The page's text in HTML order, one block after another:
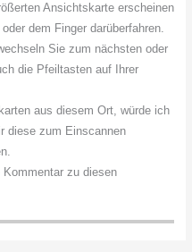
Ansichtskarte erscheinen
dem Finger darüberfahren.
Sie zum nächsten oder
die Pfeiltasten auf Ihrer
aus diesem Ort, würde ich
diese zum Einscannen
zu diesen